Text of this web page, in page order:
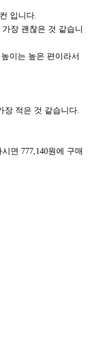
입니다.
장 괜찮은 것 같습니
이는 높은 편이라서
장 적은 것 같습니다.
면 777,140원에 구매